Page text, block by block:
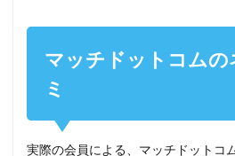
マッチドットコムの
ミ
実際の会員による、マッチドットコ